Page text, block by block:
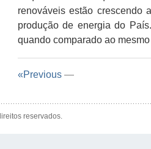
renováveis estão crescendo
produção de energia do
quando comparado ao
«Previous —
reservados.